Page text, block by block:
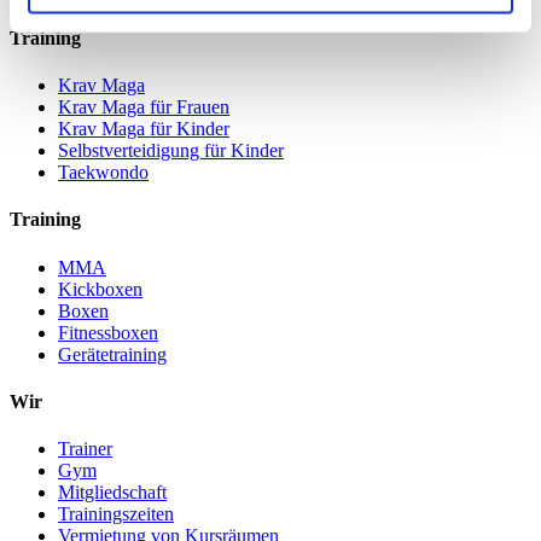
Training
Krav Maga
Krav Maga für Frauen
Krav Maga für Kinder
Selbstverteidigung für Kinder
Taekwondo
Training
MMA
Kickboxen
Boxen
Fitnessboxen
Gerätetraining
Wir
Trainer
Gym
Mitgliedschaft
Trainingszeiten
Vermietung von Kursräumen